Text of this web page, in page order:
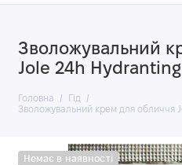
Зволожувальний
Jole 24h
Головна
Гід
Зволожувальний крем для обличчя
Немає в наявності